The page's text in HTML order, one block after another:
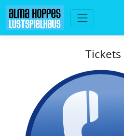
Tickets